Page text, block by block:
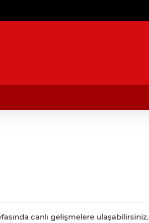
canlı gelişmelere ulaşabilirsiniz.